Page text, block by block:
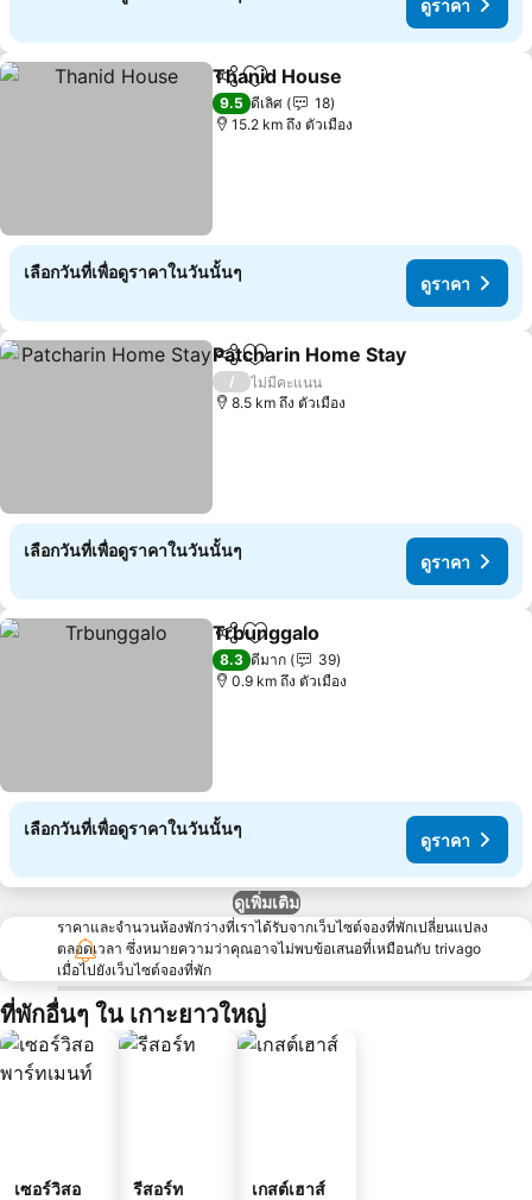
ดูราคา
แชร์ เพิ่มในรายการโปรด
Thanid House
9.5 ดีเลิศ
18
15.2 km ถึง ตัวเมือง
เลือกวันที่เพื่อดูราคาในวันนั้นๆ
ดูราคา
แชร์ เพิ่มในรายการโปรด
Patcharin Home Stay
/
ไม่มีคะแนน
8.5 km ถึง ตัวเมือง
เลือกวันที่เพื่อดูราคาในวันนั้นๆ
ดูราคา
แชร์ เพิ่มในรายการโปรด
Trbunggalo
8.3 ดีมาก
39
0.9 km ถึง ตัวเมือง
เลือกวันที่เพื่อดูราคาในวันนั้นๆ
ดูราคา
ดูเพิ่มเติม
ราคาและจำนวนห้องพักว่างที่เราได้รับจากเว็บไซต์จองที่พักเปลี่ยนแปลง
ตลอดเวลา ซึ่งหมายความว่าคุณอาจไม่พบข้อเสนอที่เหมือนกับ trivago
เมื่อไปยังเว็บไซต์จองที่พัก
ที่พักอื่นๆ ใน เกาะยาวใหญ่
เซอร์วิสอ
รีสอร์ท เกสต์เฮาส์